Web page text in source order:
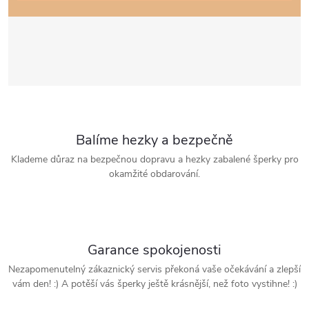
Balíme hezky a bezpečně
Klademe důraz na bezpečnou dopravu a hezky zabalené šperky pro
okamžité obdarování.
Garance spokojenosti
Nezapomenutelný zákaznický servis překoná vaše očekávání a zlepší
vám den! :) A potěší vás šperky ještě krásnější, než foto vystihne! :)